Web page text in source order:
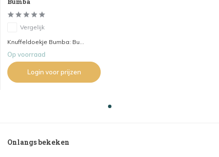
Vergelijk
Knuffeldoekje Bumba: Bu...
Op voorraad
Login voor prijzen
Onlangs bekeken